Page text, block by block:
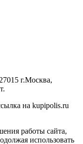
г.Москва,
на kupipolis.ru
работы сайта,
использовать